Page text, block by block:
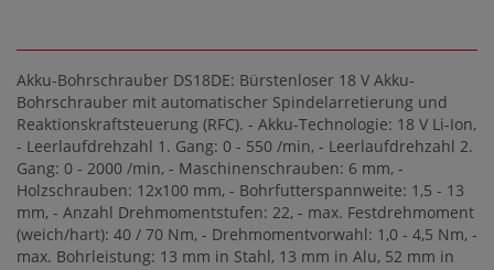
Akku-Bohrschrauber DS18DE: Bürstenloser 18 V Akku-
Bohrschrauber mit automatischer Spindelarretierung und
Reaktionskraftsteuerung (RFC). - Akku-Technologie: 18 V Li-Ion,
- Leerlaufdrehzahl 1. Gang: 0 - 550 /min, - Leerlaufdrehzahl 2.
Gang: 0 - 2000 /min, - Maschinenschrauben: 6 mm, -
Holzschrauben: 12x100 mm, - Bohrfutterspannweite: 1,5 - 13
mm, - Anzahl Drehmomentstufen: 22, - max. Festdrehmoment
(weich/hart): 40 / 70 Nm, - Drehmomentvorwahl: 1,0 - 4,5 Nm, -
max. Bohrleistung: 13 mm in Stahl, 13 mm in Alu, 52 mm in